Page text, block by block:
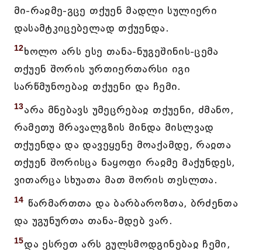
მი-რაჲმე-გცე თქუენ მადლი სულიერი
დასამტკიცებელად თქუენდა.
12ხოლო არს ესე თანა-ნუგეშინის-ცემა
თქუენ შორის ურთიერთარსი იგი
სარწმუნოებაჲ თქუენი და ჩემი.
13არა მნებავს უმეცრებაჲ თქუენი, ძმანო,
რამეთუ მრავალგზის მინდა მისლვად
თქუენდა და დავეყენე მოაქამდე, რაჲთა
თქუენ შორისცა ნაყოფი რაჲმე მაქუნდეს,
ვითარცა სხუათა მათ შორის თესლთა.
14 წარმართთა და ბარბაროზთა, ბრძენთა
და უგუნურთა თანა-მდებ ვარ.
15და ესრეთ არს გულსმოდგინებაჲ ჩემი,